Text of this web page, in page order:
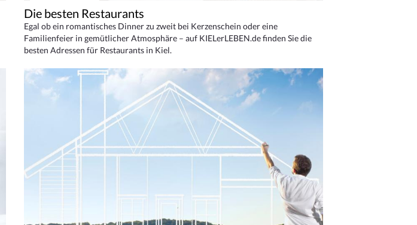
Die besten Restaurants
Egal ob ein romantisches Dinner zu zweit bei Kerzenschein oder eine
Familienfeier in gemütlicher Atmosphäre – auf KIELerLEBEN.de finden Sie die
besten Adressen für Restaurants in Kiel.